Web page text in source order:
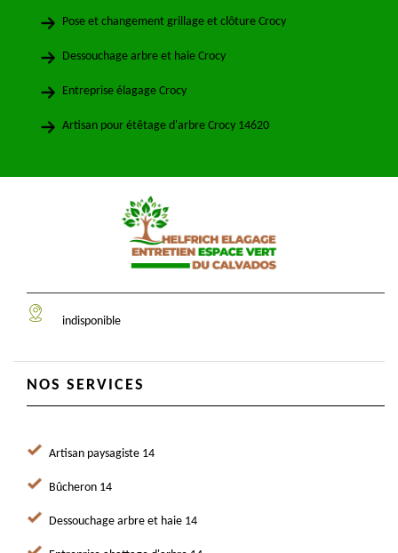
Pose et changement grillage et clôture Crocy
Dessouchage arbre et haie Crocy
Entreprise élagage Crocy
Artisan pour étêtage d'arbre Crocy 14620
indisponible
NOS SERVICES
Artisan paysagiste 14
Bûcheron 14
Dessouchage arbre et haie 14